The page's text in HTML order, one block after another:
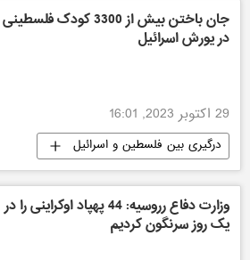
جان باختن بیش از 3300 کودک فلسطینی
در یورش اسرائیل
29 اکتوبر 2023, 16:01
درگیری بین فلسطین و اسرائیل
وزارت دفاع رروسیه: 44 پهپاد اوکراینی را در
یک روز سرنگون کردیم